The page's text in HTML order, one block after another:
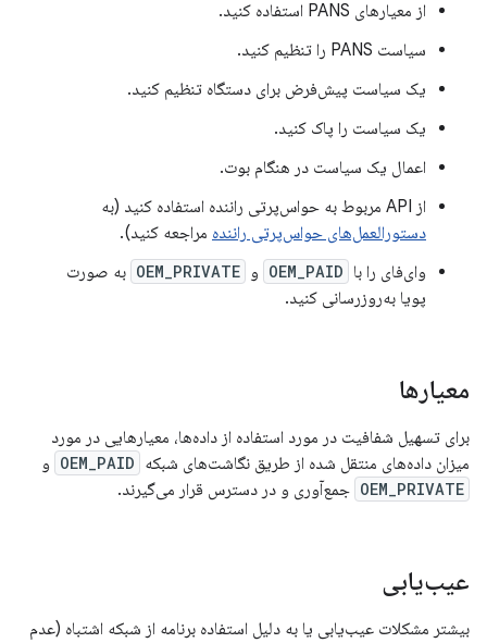
از معیارهای PANS استفاده کنید.
سیاست PANS را تنظیم کنید.
یک سیاست پیش‌فرض برای دستگاه تنظیم کنید.
یک سیاست را پاک کنید.
اعمال یک سیاست در هنگام بوت.
از API مربوط به حواس‌پرتی راننده استفاده کنید (به
دستورالعمل‌های حواس‌پرتی راننده مراجعه کنید).
وای‌فای را با OEM_PAID و OEM_PRIVATE به صورت
پویا به‌روزرسانی کنید.
معیارها
برای تسهیل شفافیت در مورد استفاده از داده‌ها، معیارهایی در مورد
میزان داده‌های منتقل شده از طریق نگاشت‌های شبکه OEM_PAID و
OEM_PRIVATE جمع‌آوری و در دسترس قرار می‌گیرند.
عیب‌یابی
بیشتر مشکلات عیب‌یابی یا به دلیل استفاده برنامه از شبکه اشتباه (عدم